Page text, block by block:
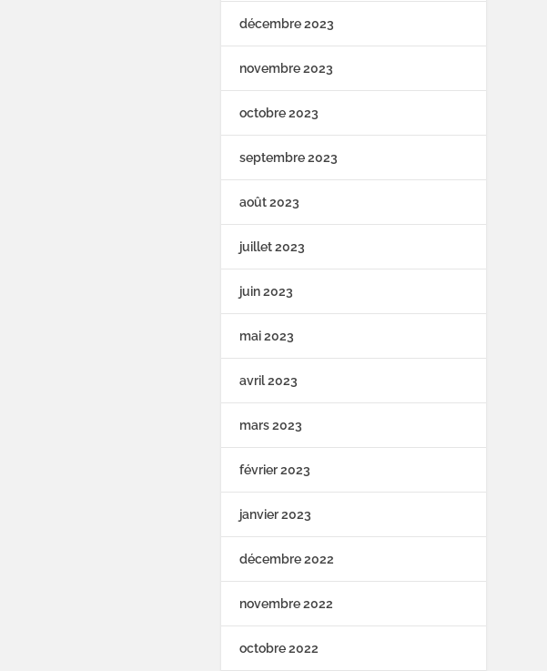
décembre 2023
novembre 2023
octobre 2023
septembre 2023
août 2023
juillet 2023
juin 2023
mai 2023
avril 2023
mars 2023
février 2023
janvier 2023
décembre 2022
novembre 2022
octobre 2022